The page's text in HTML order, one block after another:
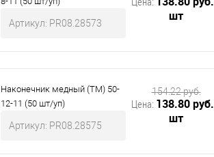
Артикул: PR08.28573
шт
Наконечник медный (ТМ) 50-
12-11 (50 шт/уп)
Артикул: PR08.28575
Цена: 138.80 руб.
шт
154.22 руб.